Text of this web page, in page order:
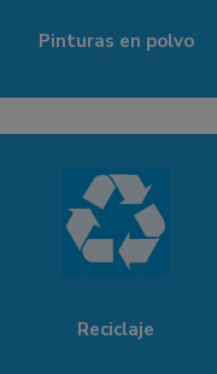
Pinturas en polvo
Reciclaje